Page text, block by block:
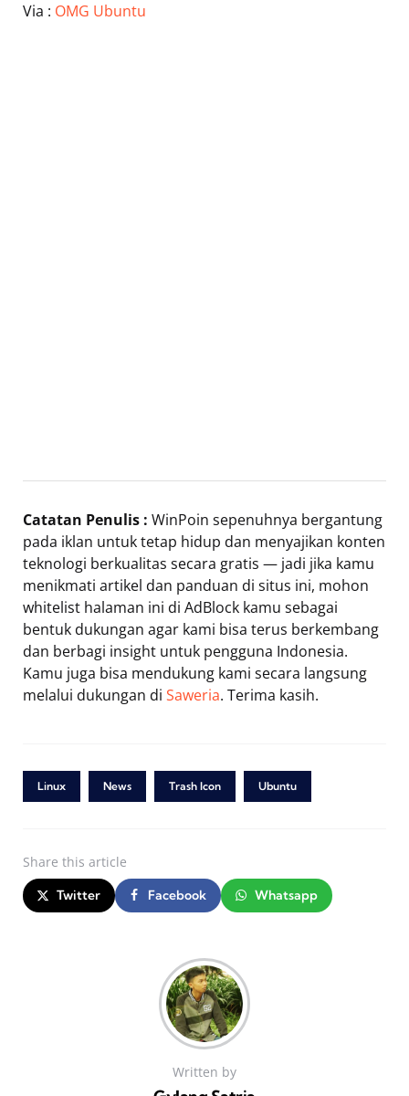
Via : OMG Ubuntu
Catatan Penulis : WinPoin sepenuhnya bergantung
pada iklan untuk tetap hidup dan menyajikan konten
teknologi berkualitas secara gratis — jadi jika kamu
menikmati artikel dan panduan di situs ini, mohon
whitelist halaman ini di AdBlock kamu sebagai
bentuk dukungan agar kami bisa terus berkembang
dan berbagi insight untuk pengguna Indonesia.
Kamu juga bisa mendukung kami secara langsung
melalui dukungan di Saweria. Terima kasih.
Linux News Trash Icon Ubuntu
Share this article
Twitter Facebook Whatsapp
Written by